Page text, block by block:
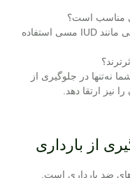
مناسب است؟
آیا بهتر است از روش‌های غیرهورمونی مانند IUD مسی استفاده
نه‌تنها در جلوگیری از
نیز ارتقا دهد.
ضد بارداری است.